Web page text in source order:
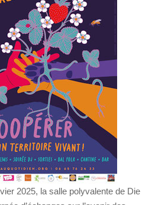
2025, la salle polyvalente de Die